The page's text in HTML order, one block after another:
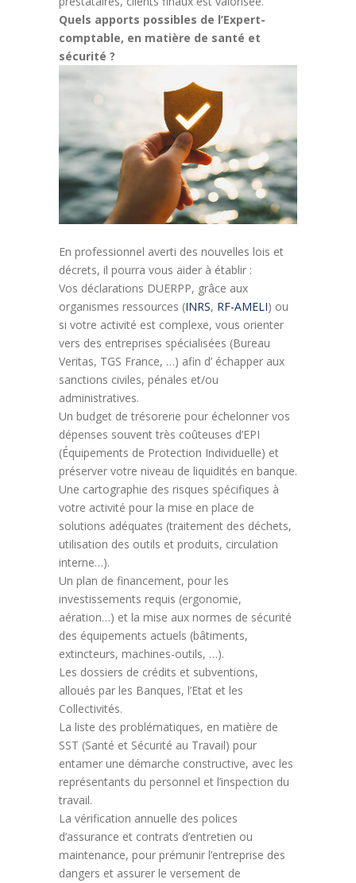
Quels apports possibles de l’Expert-
comptable, en matière de santé et
sécurité ?
En professionnel averti des nouvelles lois et
décrets, il pourra vous aider à établir :
Vos déclarations DUERPP, grâce aux
organismes ressources (INRS, RF-AMELI) ou
si votre activité est complexe, vous orienter
vers des entreprises spécialisées (Bureau
Veritas, TGS France, …) afin d’ échapper aux
sanctions civiles, pénales et/ou
administratives.
Un budget de trésorerie pour échelonner vos
dépenses souvent très coûteuses d’EPI
(Équipements de Protection Individuelle) et
préserver votre niveau de liquidités en banque.
Une cartographie des risques spécifiques à
votre activité pour la mise en place de
solutions adéquates (traitement des déchets,
utilisation des outils et produits, circulation
interne…).
Un plan de financement, pour les
investissements requis (ergonomie,
aération…) et la mise aux normes de sécurité
des équipements actuels (bâtiments,
extincteurs, machines-outils, …).
Les dossiers de crédits et subventions,
alloués par les Banques, l’Etat et les
Collectivités.
La liste des problématiques, en matière de
SST (Santé et Sécurité au Travail) pour
entamer une démarche constructive, avec les
représentants du personnel et l’inspection du
travail.
La vérification annuelle des polices
d’assurance et contrats d’entretien ou
maintenance, pour prémunir l’entreprise des
dangers et assurer le versement de